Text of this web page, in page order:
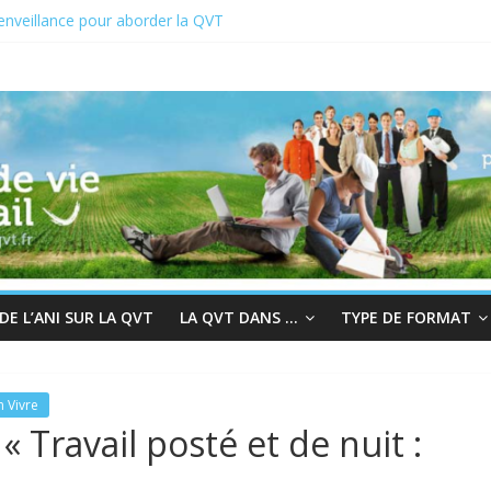
pour aborder la QVT
à la bienveillance
et QVT
L’ANI SUR LA QVT LA QVT DANS … TYPE DE FORMAT
Vivre
Travail posté et de nuit :